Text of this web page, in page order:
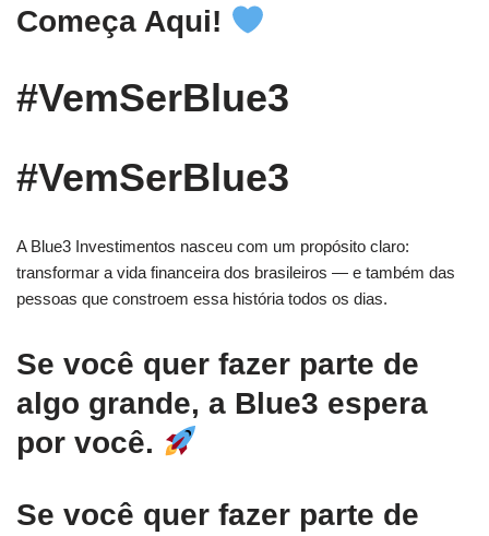
Começa Aqui!
#VemSerBlue3
#VemSerBlue3
A Blue3 Investimentos nasceu com um propósito claro:
transformar a vida financeira dos brasileiros — e também das
pessoas que constroem essa história todos os dias.
Se você quer fazer parte de
algo grande, a Blue3 espera
por você.
Se você quer fazer parte de